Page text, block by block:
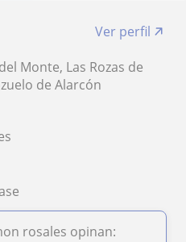
Ver perfil
Monte, Las Rozas de
de Alarcón
rosales opinan: